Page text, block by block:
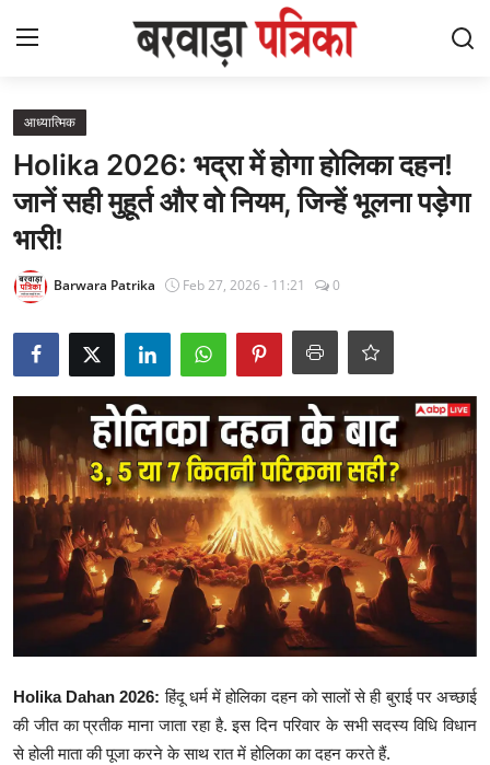
Login
Contact
देश
आध्यात्मिक
लेटेस्ट
चुनाव
विज़ुअल स्टोरीज़
टेक्नोलॉजी
Epaper
Join Us
आध्यात्मिक
Holika 2026: भद्रा में होगा होलिका दहन!
जानें सही मुहूर्त और वो नियम, जिन्हें भूलना पड़ेगा
भारी!
Barwara Patrika Feb 27, 2026 - 11:21 0
Holika Dahan 2026: हिंदू धर्म में होलिका दहन को सालों से ही बुराई पर अच्छाई
की जीत का प्रतीक माना जाता रहा है. इस दिन परिवार के सभी सदस्य विधि विधान
से होली माता की पूजा करने के साथ रात में होलिका का दहन करते हैं.